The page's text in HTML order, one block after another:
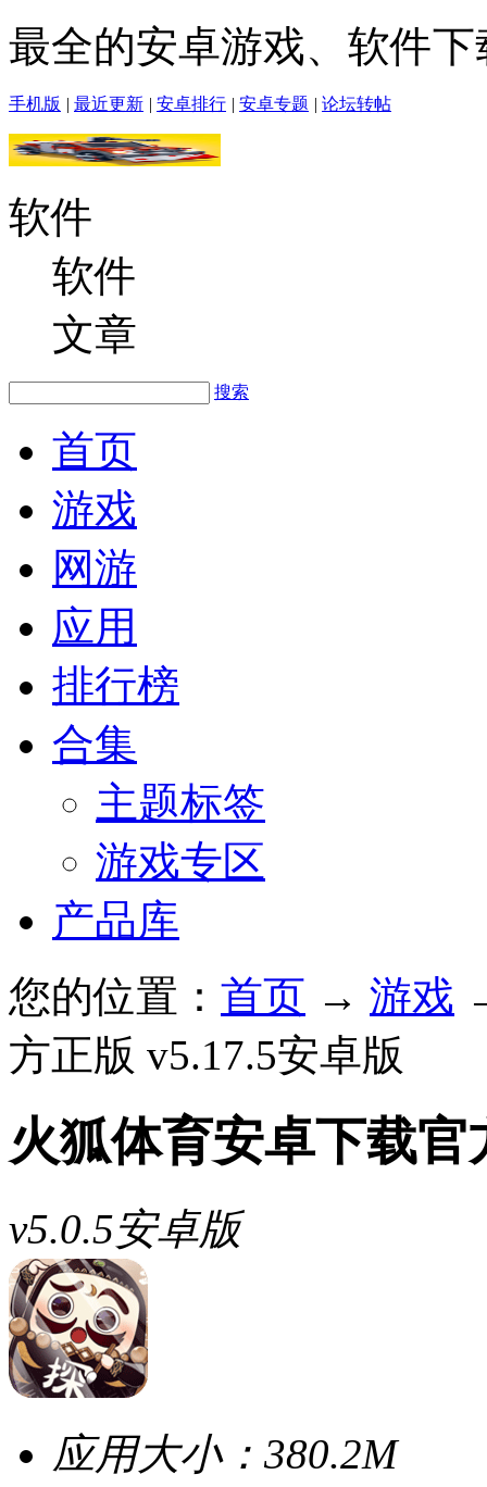
最全的安卓游戏、软件下
手机版 | 最近更新 | 安卓排行 | 安卓专题 | 论坛转帖
软件
软件
文章
搜索
首页
游戏
网游
应用
排行榜
合集
主题标签
游戏专区
产品库
您的位置： 首页 → 游戏
方正版 v5.17.5安卓版
火狐体育安卓下载官
v5.0.5安卓版
应用大小： 380.2M